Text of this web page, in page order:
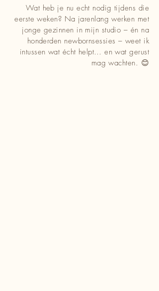
Wat heb je nu echt nodig tijdens die
eerste weken? Na jarenlang werken met
jonge gezinnen in mijn studio – én na
honderden newbornsessies – weet ik
intussen wat écht helpt… en wat gerust
mag wachten. 😊